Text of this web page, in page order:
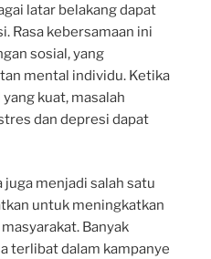
latar belakang dapat
Rasa kebersamaan ini
sosial, yang
mental individu. Ketika
kuat, masalah
dan depresi dapat
juga menjadi salah satu
untuk meningkatkan
Banyak
terlibat dalam kampanye